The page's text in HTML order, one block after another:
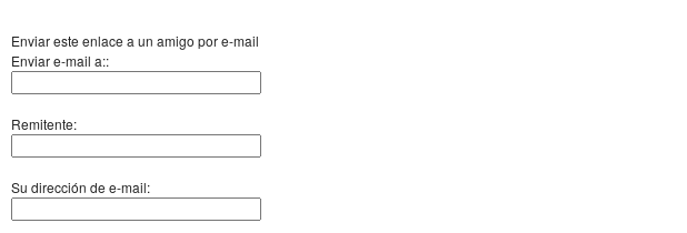
Enviar este enlace a un amigo por e-mail
Enviar e-mail a::
Remitente:
Su dirección de e-mail: